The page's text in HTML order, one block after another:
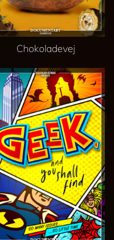
Chokoladevej